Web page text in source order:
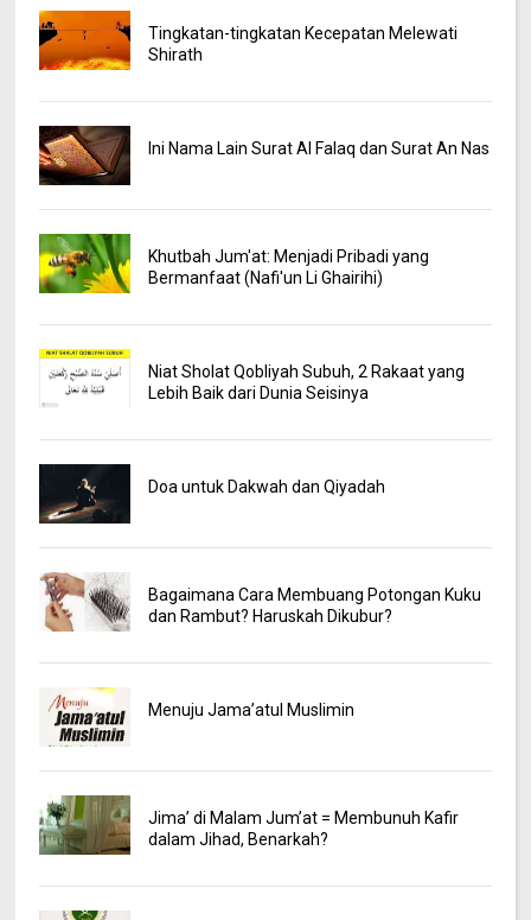
Tingkatan-tingkatan Kecepatan Melewati
Shirath
Ini Nama Lain Surat Al Falaq dan Surat An Nas
Khutbah Jum'at: Menjadi Pribadi yang
Bermanfaat (Nafi'un Li Ghairihi)
Niat Sholat Qobliyah Subuh, 2 Rakaat yang
Lebih Baik dari Dunia Seisinya
Doa untuk Dakwah dan Qiyadah
Bagaimana Cara Membuang Potongan Kuku
dan Rambut? Haruskah Dikubur?
Menuju Jama’atul Muslimin
Jima’ di Malam Jum’at = Membunuh Kafir
dalam Jihad, Benarkah?